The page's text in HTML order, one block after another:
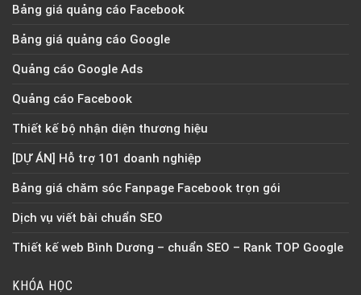
Bảng giá quảng cáo Facebook
Bảng giá quảng cáo Google
Quảng cáo Google Ads
Quảng cáo Facebook
Thiết kế bộ nhận diện thương hiệu
[DỰ ÁN] Hỗ trợ 101 doanh nghiệp
Bảng giá chăm sóc Fanpage Facebook trọn gói
Dịch vụ viết bài chuẩn SEO
Thiết kế web Bình Dương – chuẩn SEO – Rank TOP Google
KHÓA HỌC